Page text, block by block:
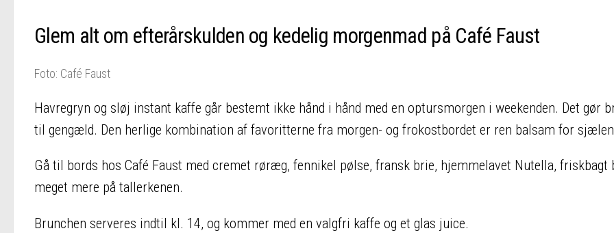
Glem alt om efterårskulden og kedelig morgenmad på Café Faust
Foto: Café Faust
Havregryn og sløj instant kaffe går bestemt ikke hånd i hånd med en optursmorgen i weekenden. Det gør
til gengæld. Den herlige kombination af favoritterne fra morgen- og frokostbordet er ren balsam for
Gå til bords hos Café Faust med cremet røræg, fennikel pølse, fransk brie, hjemmelavet Nutella, friskbagt
meget mere på tallerkenen.
Brunchen serveres indtil kl. 14, og kommer med en valgfri kaffe og et glas juice.